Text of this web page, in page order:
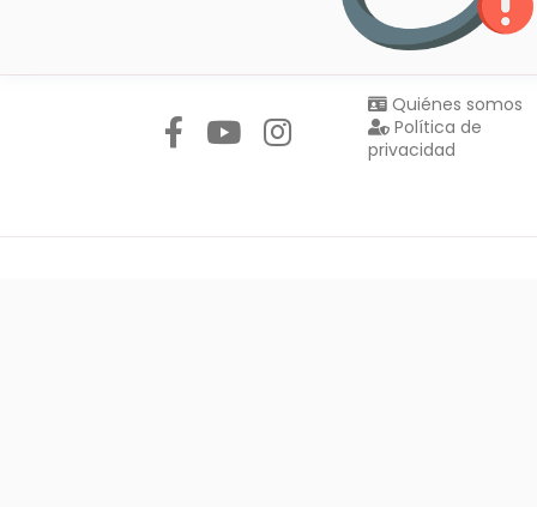
Quiénes somos
Política de
privacidad